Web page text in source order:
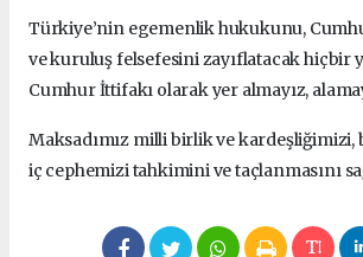
Türkiye’nin egemenlik hukukunu,
ve kuruluş felsefesini zayıflatacak hiçbir
Cumhur İttifakı olarak yer almayız,
Maksadımız milli birlik ve kardeşliğimizi,
iç cephemizi tahkimini ve taçlanmasını